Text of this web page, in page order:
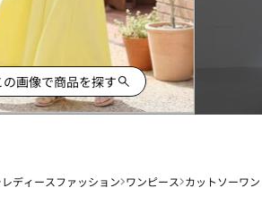
の画像で商品を探す
レディースファッション ワンピース カットソーワ